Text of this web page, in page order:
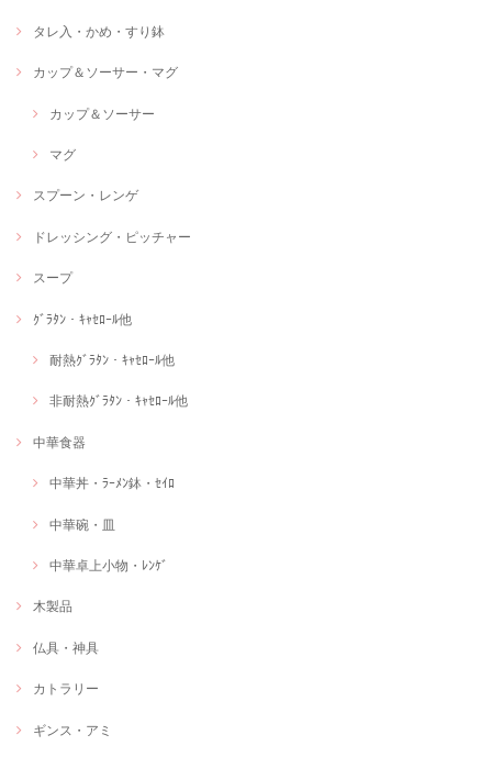
タレ入・かめ・すり鉢
カップ＆ソーサー・マグ
カップ＆ソーサー
マグ
スプーン・レンゲ
ドレッシング・ピッチャー
スープ
ｸﾞﾗﾀﾝ・ｷｬｾﾛｰﾙ他
耐熱ｸﾞﾗﾀﾝ・ｷｬｾﾛｰﾙ他
非耐熱ｸﾞﾗﾀﾝ・ｷｬｾﾛｰﾙ他
中華食器
中華丼・ﾗｰﾒﾝ鉢・ｾｲﾛ
中華碗・皿
中華卓上小物・ﾚﾝｹﾞ
木製品
仏具・神具
カトラリー
ギンス・アミ